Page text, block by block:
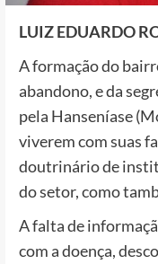
LUIZ EDUARDO
A formação do
abandono, e da
pela Hanseníase
viverem com suas
doutrinário de
do setor, como
A falta de
com a doença,